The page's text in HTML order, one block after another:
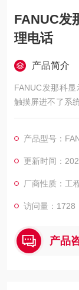
FANUC发
理电话
产品简介
FANUC发那科
触摸屏进不了系
中，FANUC发
维修，FANUC
UC发那科触摸屏
产品型号：
更新时间：
厂商性质：工
访问量：1728
产品